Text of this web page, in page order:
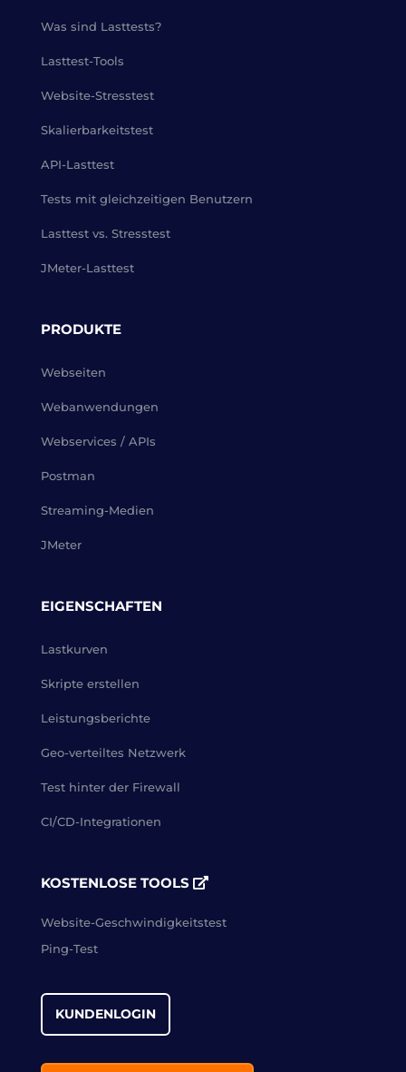
Was sind Lasttests?
Lasttest-Tools
Website-Stresstest
Skalierbarkeitstest
API-Lasttest
Tests mit gleichzeitigen Benutzern
Lasttest vs. Stresstest
JMeter-Lasttest
PRODUKTE
Webseiten
Webanwendungen
Webservices / APIs
Postman
Streaming-Medien
JMeter
EIGENSCHAFTEN
Lastkurven
Skripte erstellen
Leistungsberichte
Geo-verteiltes Netzwerk
Test hinter der Firewall
CI/CD-Integrationen
KOSTENLOSE TOOLS
Website-Geschwindigkeitstest
Ping-Test
KUNDENLOGIN